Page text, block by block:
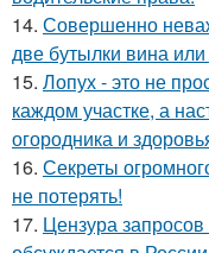
14. Совершенно
две бутылки вина
15. Лопух - это не
каждом участке, а
огородника и
16. Секреты
не потерять!
17. Цензура запросов